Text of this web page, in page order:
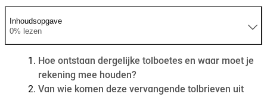
Inhoudsopgave
0% lezen
Hoe ontstaan dergelijke tolboetes en waar moet je
rekening mee houden?
Van wie komen deze vervangende tolbrieven uit